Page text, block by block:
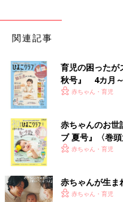
関連記事
育児の困ったが
秋号』 4カ月～
いっぱい！
赤ちゃん・育児
赤ちゃんのお世
ブ 夏号』〈巻
く！ おっぱい
赤ちゃん・育児
赤ちゃんが生ま
赤ちゃん・育児